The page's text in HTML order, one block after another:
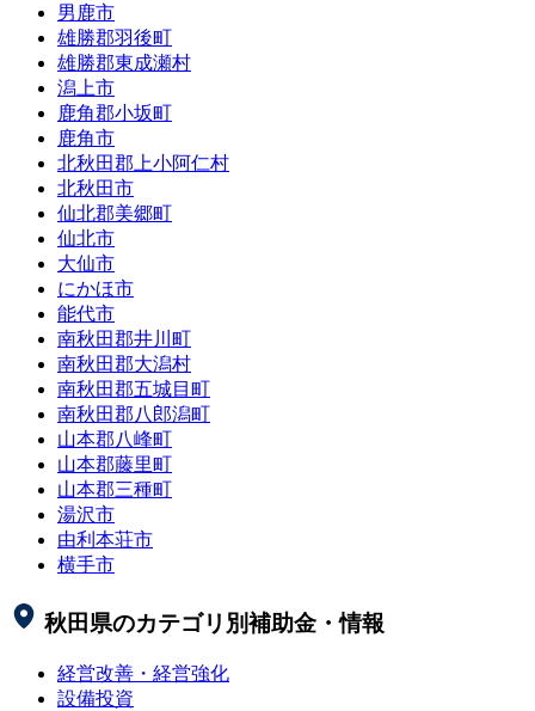
男鹿市
雄勝郡羽後町
雄勝郡東成瀬村
潟上市
鹿角郡小坂町
鹿角市
北秋田郡上小阿仁村
北秋田市
仙北郡美郷町
仙北市
大仙市
にかほ市
能代市
南秋田郡井川町
南秋田郡大潟村
南秋田郡五城目町
南秋田郡八郎潟町
山本郡八峰町
山本郡藤里町
山本郡三種町
湯沢市
由利本荘市
横手市
秋田県のカテゴリ別補助金・情報
経営改善・経営強化
設備投資